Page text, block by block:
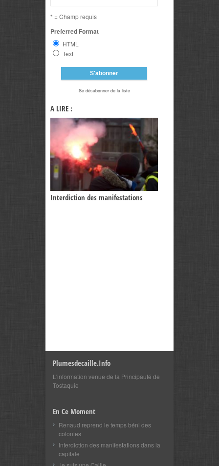
* = Champ requis
Preferred Format
HTML
Text
Se désabonner de la liste
A LIRE :
Interdiction des manifestations
Plumesdecaille.info
L'information venue de la Principauté de
Tostaquie
En Ce Moment
Renaud reprend le temps béni des
colonies
Interdiction des manifestations dans la
capitale